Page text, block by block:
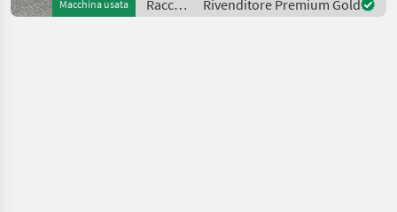
Macchina usata
Mail Ihren Besuc
Raccolta
mangimi
Rivenditore Premium Gold